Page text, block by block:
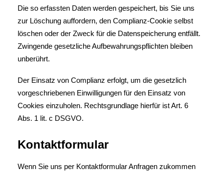
Die so erfassten Daten werden gespeichert, bis Sie uns
zur Löschung auffordern, den Complianz-Cookie selbst
löschen oder der Zweck für die Datenspeicherung entfällt.
Zwingende gesetzliche Aufbewahrungspflichten bleiben
unberührt.
Der Einsatz von Complianz erfolgt, um die gesetzlich
vorgeschriebenen Einwilligungen für den Einsatz von
Cookies einzuholen. Rechtsgrundlage hierfür ist Art. 6
Abs. 1 lit. c DSGVO.
Kontaktformular
Wenn Sie uns per Kontaktformular Anfragen zukommen